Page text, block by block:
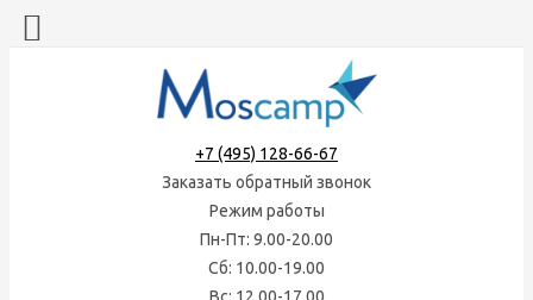
+7 (495) 128-66-67
Заказать обратный звонок
Режим работы
Пн-Пт: 9.00-20.00
Сб: 10.00-19.00